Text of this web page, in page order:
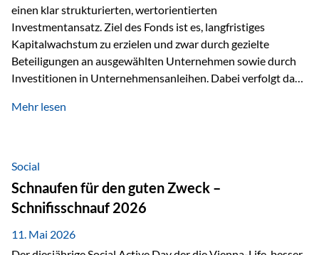
einen klar strukturierten, wertorientierten
Investmentansatz. Ziel des Fonds ist es, langfristiges
Kapitalwachstum zu erzielen und zwar durch gezielte
Beteiligungen an ausgewählten Unternehmen sowie durch
Investitionen in Unternehmensanleihen. Dabei verfolgt das
Marktbewegungen stehen im Fokus, sondern die
innerhalb der Private Wealth Police der Vienna-Life steht
der Oculus Value Capital Fund für einen langfristig
orientierten Value-Investing-Ansatz mit Fokus auf
fundamentale Unternehmensanalyse und nachhaltige
Wertentwicklung. Der Investmentansatz: Value Investing
mit Weitblick Im Zentrum steht ein…
Mehr lesen
Social
Schnaufen für den guten Zweck –
Schnifisschnauf 2026
11. Mai 2026